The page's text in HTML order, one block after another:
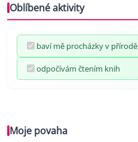
Oblíbené aktivity
baví mě procházky v přírodě
odpočívám čtením knih
Moje povaha